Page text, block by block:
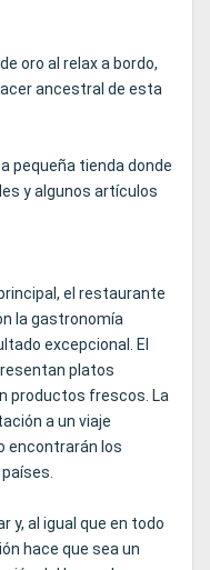
oro al relax a bordo,
ancestral de esta
pequeña tienda donde
y algunos artículos
el restaurante
la gastronomía
excepcional. El
platos
productos frescos. La
a un viaje
encontrarán los
y, al igual que en todo
hace que sea un